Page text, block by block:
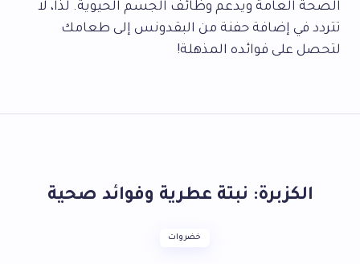
الصحة العامة ويدعم وظائف الجسم الحيوية. لذا، لا
تتردد في إضافة حفنة من البقدونس إلى طعامك
لتحصل على فوائده المذهلة!
الكزبرة: نبتة عطرية وفوائد صحية
خضروات